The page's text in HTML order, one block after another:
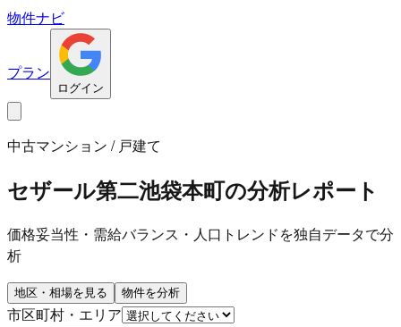
物件ナビ
プラン
ログイン
中古マンション / 戸建て
セザール第二池袋本町の分析レポート
価格妥当性・需給バランス・人口トレンドを独自データで分
析
地区・相場を見る 物件を分析
市区町村・エリア